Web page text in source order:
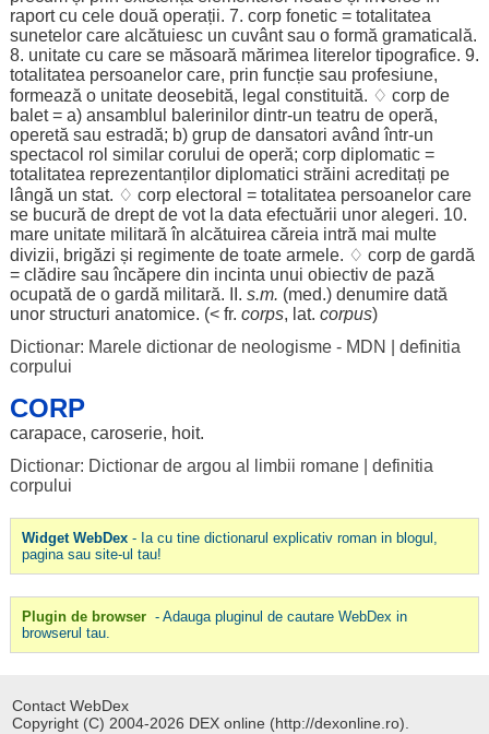
raportcu cele două operații. 7. corp fonetic= totalitatea
sunetelorcare alcătuiescun cuvântsau o formă gramaticală.
8. unitatecu care se măsoară mărimea literelor tipografice. 9.
totalitatea persoanelorcare, prin funcțiesau profesiune,
formează o unitate deosebită, legal constituită. ♢ corpde
balet= a) ansamblul balerinilordintr-un teatru de operă,
operetă sau estradă; b) grupde dansatori având într-un
spectacol rol similar corului de operă; corp diplomatic=
totalitatea reprezentanților diplomatici străini acreditați pe
lângă un stat. ♢ corp electoral = totalitatea persoanelorcare
se bucură de dreptde votla data efectuării unor alegeri. 10.
mare unitate militară în alcătuirea căreia intră mai multe
divizii, brigăzi și regimentede toate armele. ♢ corpde gardă
= clădiresauîncăperedin incinta unui obiectivde pază
ocupată de o gardă militară. II. s.m. (med.) denumiredată
unor structuri anatomice. (< fr. corps, lat. corpus)
Dictionar: Marele dictionar de neologisme - MDN
definitia
corpului
CORP
carapace, caroserie, hoit.
Dictionar: Dictionar de argou al limbii romane| definitia
corpului
Widget WebDex- Ia cu tine dictionarul explicativ roman in blogul,
pagina sau site-ul tau!
Plugin de browser - Adauga pluginul de cautare WebDex in
browserul tau.
Contact WebDex
Copyright (C) 2004-2026 DEX online (http://dexonline.ro).